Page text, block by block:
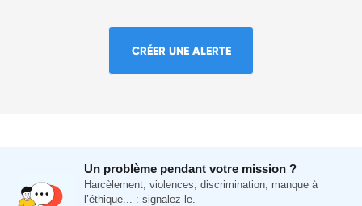
CRÉER UNE ALERTE
Un problème pendant votre mission ?
Harcèlement, violences, discrimination, manque à
l’éthique... : signalez-le.